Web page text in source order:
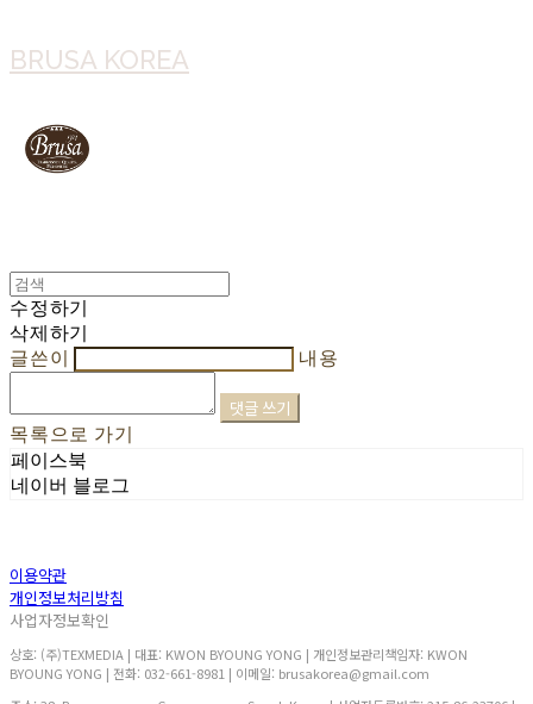
BRUSA KOREA
수정하기
삭제하기
글쓴이
내용
댓글 쓰기
목록으로 가기
페이스북
네이버 블로그
이용약관
개인정보처리방침
사업자정보확인
상호: (주)TEXMEDIA | 대표: KWON BYOUNG YONG | 개인정보관리책임자: KWON
BYOUNG YONG | 전화: 032-661-8981 | 이메일: brusakorea@gmail.com